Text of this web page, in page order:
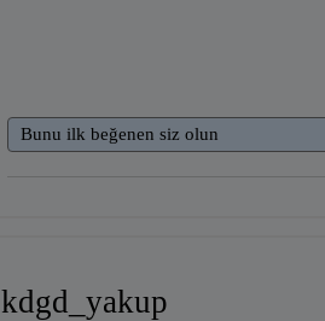
Bunu ilk beğenen siz olun
kdgd_yakup